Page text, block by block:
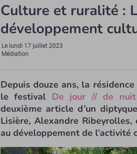
Culture et ruralité :
développement
Le lundi 17 juillet 2023
Médiation
Depuis douze ans, la
le festival De jour // de
deuxième article d’un
Lisière, Alexandre
au développement de